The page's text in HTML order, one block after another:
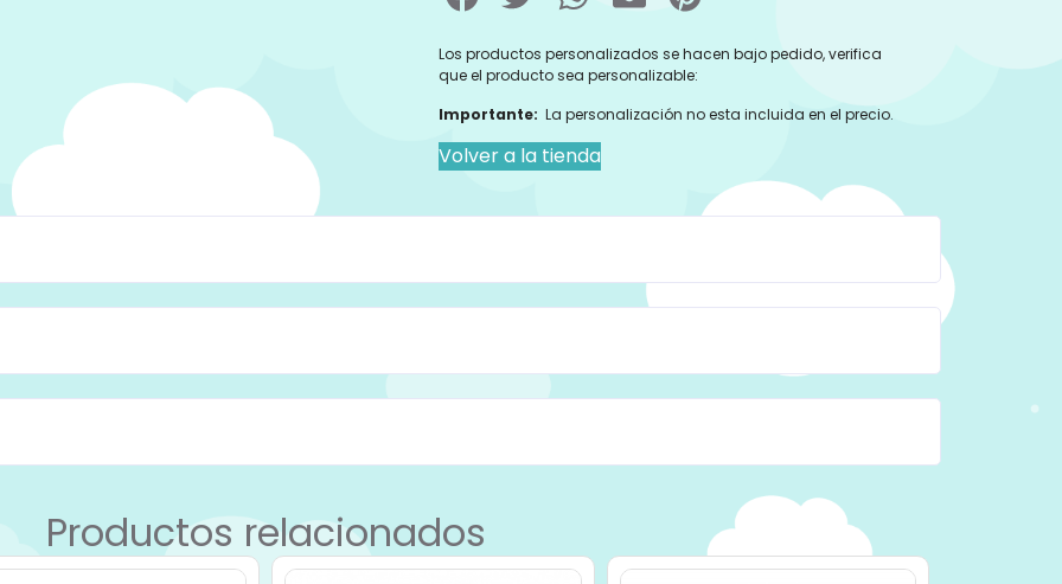
Los productos personalizados se hacen bajo pedido, verifica
que el producto sea personalizable:
Importante: La personalización no esta incluida en el precio.
Volver a la tienda
Productos relacionados